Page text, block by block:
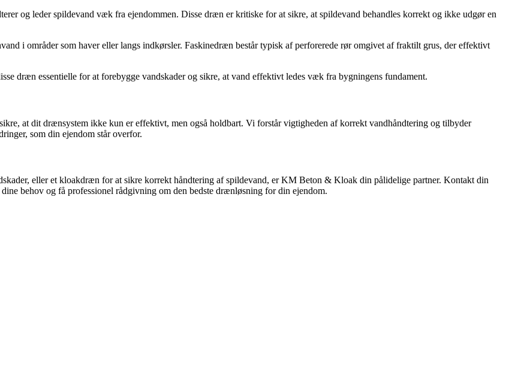
og leder spildevand væk fra ejendommen. Disse dræn er kritiske for at sikre, at spildevand behandles korrekt og ikke udgør en
i områder som haver eller langs indkørsler. Faskinedræn består typisk af perforerede rør omgivet af fraktilt grus, der effektivt
dræn essentielle for at forebygge vandskader og sikre, at vand effektivt ledes væk fra bygningens fundament.
at dit drænsystem ikke kun er effektivt, men også holdbart. Vi forstår vigtigheden af korrekt vandhåndtering og tilbyder
som din ejendom står overfor.
eller et kloakdræn for at sikre korrekt håndtering af spildevand, er KM Beton & Kloak din pålidelige partner. Kontakt din
behov og få professionel rådgivning om den bedste drænløsning for din ejendom.